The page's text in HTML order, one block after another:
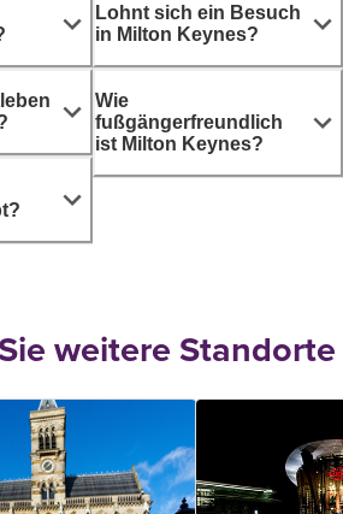
Lohnt sich ein Besuch
in Milton Keynes?
Wie
fußgängerfreundlich
ist Milton Keynes?
weitere Standorte